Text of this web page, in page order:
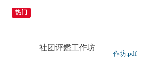
热门
社团评鑑工作坊
作坊.pdf